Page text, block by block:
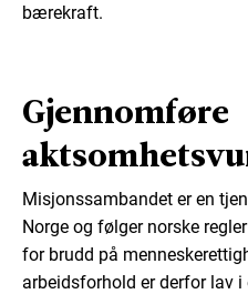
bærekraft.
Gjennomføre
Misjonssambandet er en
Norge og følger norske
for brudd på
arbeidsforhold er derfor lav